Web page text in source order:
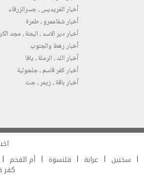
أخبار الفريديس ، جسرالزرقاء
أخبار شفاعمرو ، طمرة
أخبار دير الاسد ، البعنة ، مجد
أخبار رهط والجنوب
أخبار اللد ، الرملة ، يافا
أخبار كفر قاسم ، جلجولية
أخبار باقة ، زيمر ، جت
سخنين عرابة قلنسوة أم الفحم
كفر